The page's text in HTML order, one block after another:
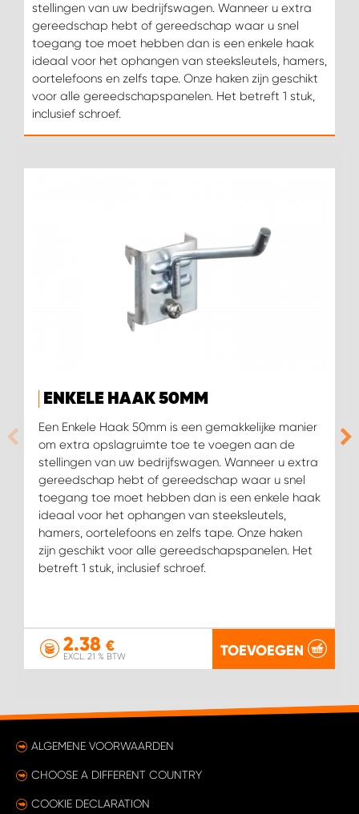
stellingen van uw bedrijfswagen. Wanneer u extra
gereedschap hebt of gereedschap waar u snel
toegang toe moet hebben dan is een enkele haak
ideaal voor het ophangen van steeksleutels, hamers,
oortelefoons en zelfs tape. Onze haken zijn geschikt
voor alle gereedschapspanelen. Het betreft 1 stuk,
inclusief schroef.
ENKELE HAAK 50MM
Een Enkele Haak 50mm is een gemakkelijke manier
om extra opslagruimte toe te voegen aan de
stellingen van uw bedrijfswagen. Wanneer u extra
gereedschap hebt of gereedschap waar u snel
toegang toe moet hebben dan is een enkele haak
ideaal voor het ophangen van steeksleutels,
hamers, oortelefoons en zelfs tape. Onze haken
zijn geschikt voor alle gereedschapspanelen. Het
betreft 1 stuk, inclusief schroef.
2.38 €
EXCL. 21 % BTW TOEVOEGEN
ALGEMENE VOORWAARDEN
CHOOSE A DIFFERENT COUNTRY
COOKIE DECLARATION